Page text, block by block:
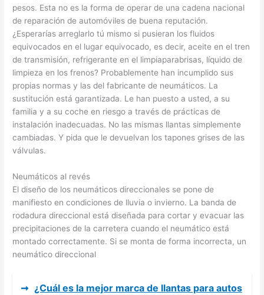
pesos. Esta no es la forma de operar de una cadena nacional
de reparación de automóviles de buena reputación.
¿Esperarías arreglarlo tú mismo si pusieran los fluidos
equivocados en el lugar equivocado, es decir, aceite en el tren
de transmisión, refrigerante en el limpiaparabrisas, líquido de
limpieza en los frenos? Probablemente han incumplido sus
propias normas y las del fabricante de neumáticos. La
sustitución está garantizada. Le han puesto a usted, a su
familia y a su coche en riesgo a través de prácticas de
instalación inadecuadas. No las mismas llantas simplemente
cambiadas. Y pida que le devuelvan los tapones grises de las
válvulas.
Neumáticos al revés
El diseño de los neumáticos direccionales se pone de
manifiesto en condiciones de lluvia o invierno. La banda de
rodadura direccional está diseñada para cortar y evacuar las
precipitaciones de la carretera cuando el neumático está
montado correctamente. Si se monta de forma incorrecta, un
neumático direccional
➞ ¿Cuál es la mejor marca de llantas para autos